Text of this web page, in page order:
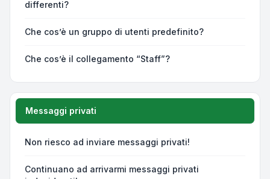
differenti?
Che cos’è un gruppo di utenti predefinito?
Che cos’è il collegamento “Staff”?
Messaggi privati
Non riesco ad inviare messaggi privati!
Continuano ad arrivarmi messaggi privati